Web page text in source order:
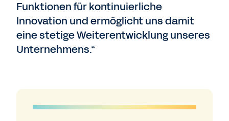
Funktionen für kontinuierliche
Innovation und ermöglicht uns damit
eine stetige Weiterentwicklung unseres
Unternehmens.“